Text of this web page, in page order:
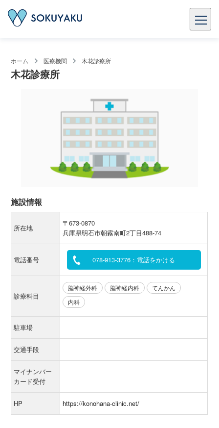
ホーム 医療機関 木花診療所
木花診療所
施設情報
所在地
〒673-0870
兵庫県明石市朝霧南町2丁目488-74
電話番号 078-913-3776：電話をかける
診療科目
脳神経外科 脳神経内科
てんかん
内科
駐車場
交通手段
マイナンバー
カード受付
HP https://konohana-clinic.net/